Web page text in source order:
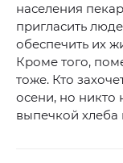
населения
пригласить
обеспечить их
Кроме того,
тоже. Кто
осени, но никто
выпечкой хлеба